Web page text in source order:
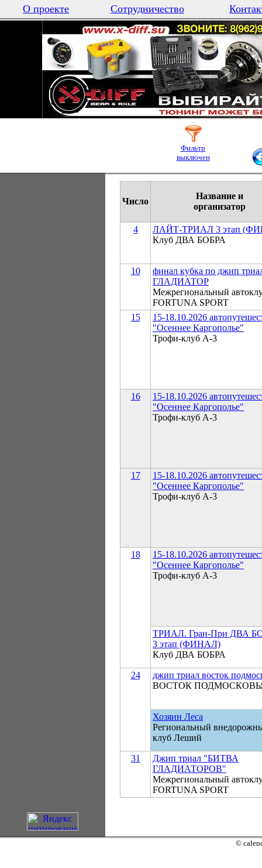
О проекте Сотрудничество
Фильтр
выключен
Число
Название и
организатор
4
ЛАЙТ-ТРИАЛ 3 этап
Клуб ДВА БОБРА
10
финал кубка по джип
ГЛАДИАТОР
Межрегиональный
FORTUNA SPORT
15
15-18.10.2026
"Осеннее Каргополье"
Трофи-клуб А-3
16
15-18.10.2026
"Осеннее Каргополье"
Трофи-клуб А-3
17
15-18.10.2026
"Осеннее Каргополье"
Трофи-клуб А-3
18
15-18.10.2026
"Осеннее Каргополье"
Трофи-клуб А-3
ТРИАЛ. Гран-При ДВА
3 этап (ФИНАЛ)
Клуб ДВА БОБРА
24
джип триал восток
ВОСТОК
Хозяин Леса
Региональный
клуб Леший
31
Джип триал "БИТВА
ГЛАДИАТОРОВ"
Межрегиональный
FORTUNA SPORT
©